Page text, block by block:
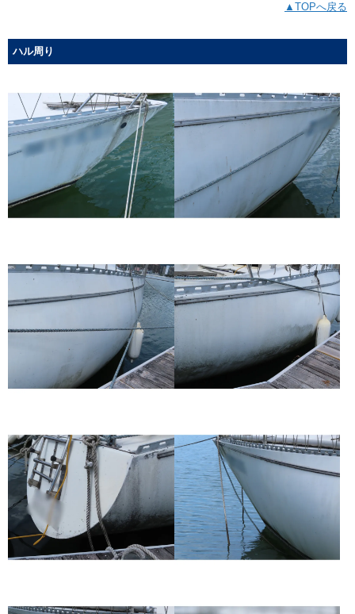
▲TOPへ戻る
ハル周り